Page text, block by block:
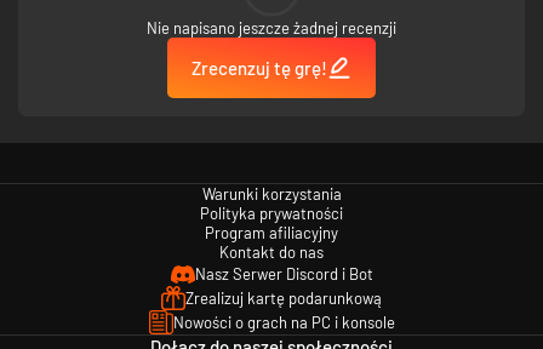
Endgame with a Purpose
this factory game. Complete the final objective to
reach the top and claim your title as the ultimate Factory Magnate.
Depth Without Overload
Nie napisano jeszcze żadnej recenzji
Zrecenzuj tę grę!
Warunki korzystania
Polityka prywatności
Program afiliacyjny
Kontakt do nas
Nasz Serwer Discord i Bot
Zrealizuj kartę podarunkową
Nowości o grach na PC i konsole